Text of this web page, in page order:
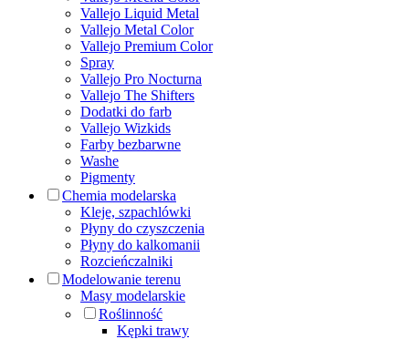
Vallejo Liquid Metal
Vallejo Metal Color
Vallejo Premium Color
Spray
Vallejo Pro Nocturna
Vallejo The Shifters
Dodatki do farb
Vallejo Wizkids
Farby bezbarwne
Washe
Pigmenty
Chemia modelarska
Kleje, szpachlówki
Płyny do czyszczenia
Płyny do kalkomanii
Rozcieńczalniki
Modelowanie terenu
Masy modelarskie
Roślinność
Kępki trawy